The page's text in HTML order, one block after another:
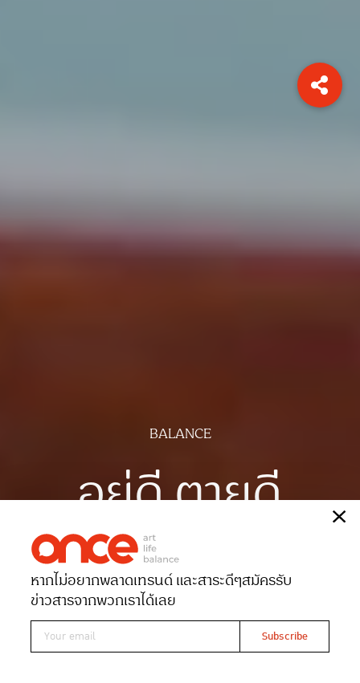
BALANCE
อยู่ดี ตายดี
เรื่อง
ภาพฉัตรชัย มาตยภูธร
Date 09-05-2024Views 5267
หากไม่อยากพลาดเทรนด์ และสาระดีๆสมัครรับ
ข่าวสารจากพวกเราได้เลย